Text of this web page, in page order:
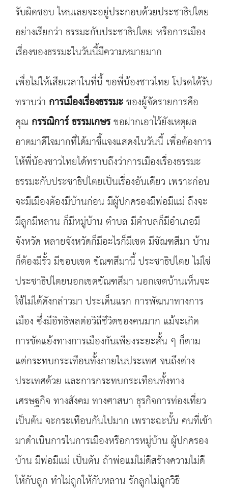
รับผิดชอบ ไหนเลยจะอยู่ประกอบด้วยประชาธิปไตย
อย่างเรียกว่า ธรรมะกับประชาธิปไตย หรือการเมือง
เรื่องของธรรมะในวันนี้มีความหมายมาก
เพื่อไม่ให้เสียเวลาในที่นี้ ขอพี่น้องชาวไทย โปรดได้รับ
ทราบว่า การเมืองเรื่องธรรมะของผู้จัดรายการคือ
คุณกรรณิการ์ ธรรมเกษรขอฝากเอาไว้ยังเหตุผล
อาตมาดีใจมากที่ได้มาชี้แจงแสดงในวันนี้ เพื่อต้องการ
ให้พี่น้องชาวไทยได้ทราบถึงว่าการเมืองเรื่องธรรมะ
ธรรมะกับประชาธิปไตยเป็นเรื่องอันเดียว เพราะก่อน
จะมีเมืองต้องมีบ้านก่อน มีผู้ปกครองมีพ่อมีแม่ ถึงจะ
มีลูกมีหลาน ก็มีหมู่บ้าน ตำบล มีตำบลก็มีอำเภอมี
จังหวัด หลายจังหวัดก็มีอะไรก็มีเขต มีขัณฑสีมา บ้าน
ก็ต้องมีรั้ว มีขอบเขต ขัณฑสีมานี้ ประชาธิปไตย ไม่ใช่
ประชาธิปไตยนอกเขตขัณฑสีมา นอกเขตบ้านเห็นจะ
ใช้ไม่ได้ดังกล่าวมา ประเด็นแรก การพัฒนาทางการ
เมือง ซึ่งมีอิทธิพลต่อวิถีชีวิตของคนมาก แม้จะเกิด
การขัดแย้งทางการเมืองกันเพียงระยะสั้น ๆ ก็ตาม
แต่กระทบกระเทือนทั้งภายในประเทศ จนถึงต่าง
ประเทศด้วย และการกระทบกระเทือนทั้งทาง
เศรษฐกิจ ทางสังคม ทางศาสนา ธุรกิจการท่องเที่ยว
เป็นต้น จะกระเทือนกันไปมาก เพราะฉะนั้น คนที่เข้า
มาดำเนินการในการเมืองหรือการหมู่บ้าน ผู้ปกครอง
บ้าน มีพ่อมีแม่ เป็นต้น ถ้าพ่อแม่ไม่ดีสร้างความไม่ดี
ให้กับลูก ทำไม่ถูกให้กับหลาน รักลูกไม่ถูกวิธี